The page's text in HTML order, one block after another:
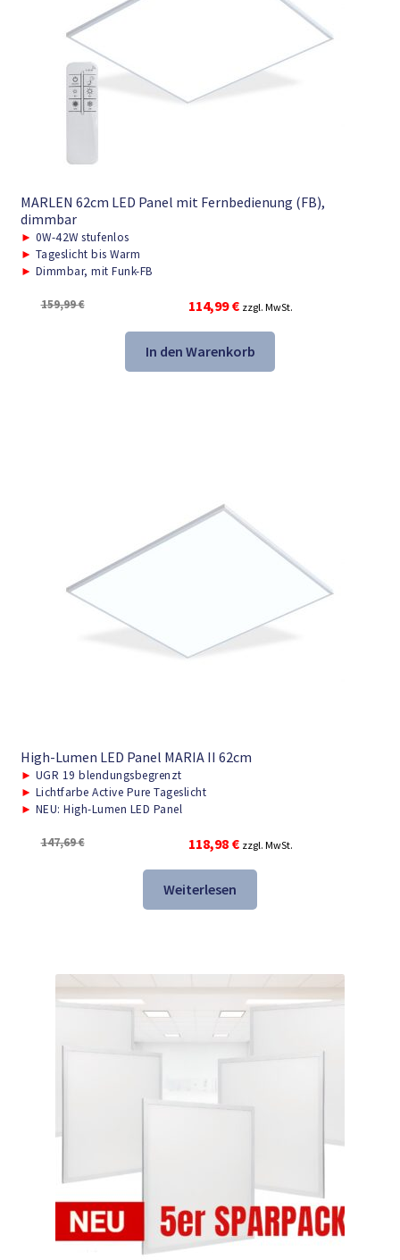
MARLEN 62cm LED Panel mit Fernbedienung (FB),
dimmbar
► 0W-42W stufenlos
► Tageslicht bis Warm
► Dimmbar, mit Funk-FB
159,99€
Ursprünglicher
Preis
war:
159,99 €
114,99€Aktueller
Preis
ist:
114,99 €.
zzgl. MwSt.
In den Warenkorb
High-Lumen LED Panel MARIA II 62cm
► UGR 19 blendungsbegrenzt
► Lichtfarbe Active Pure Tageslicht
► NEU: High-Lumen LED Panel
147,69€
Ursprünglicher
Preis
war:
147,69 €
118,98 €Aktueller
Preis
118,98 €.
zzgl. MwSt.
Weiterlesen